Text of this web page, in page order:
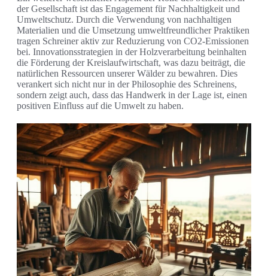
der Gesellschaft ist das Engagement für Nachhaltigkeit und
Umweltschutz. Durch die Verwendung von nachhaltigen
Materialien und die Umsetzung umweltfreundlicher Praktiken
tragen Schreiner aktiv zur Reduzierung von CO2-Emissionen
bei. Innovationsstrategien in der Holzverarbeitung beinhalten
die Förderung der Kreislaufwirtschaft, was dazu beiträgt, die
natürlichen Ressourcen unserer Wälder zu bewahren. Dies
verankert sich nicht nur in der Philosophie des Schreinens,
sondern zeigt auch, dass das Handwerk in der Lage ist, einen
positiven Einfluss auf die Umwelt zu haben.